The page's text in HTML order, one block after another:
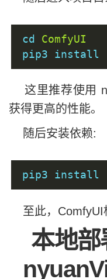
cd ComfyUI
pip3 install
这里推荐使用
获得更高的性能。
随后安装依赖:
pip3 install
至此，ComfyUI
本地部